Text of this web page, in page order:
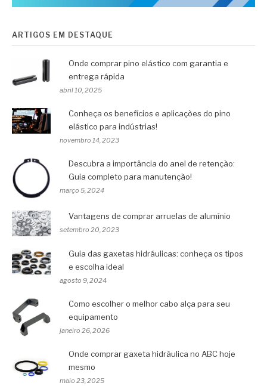
ARTIGOS EM DESTAQUE
Onde comprar pino elástico com garantia e
entrega rápida
abril 10, 2025
Conheça os benefícios e aplicações do pino
elástico para indústrias!
novembro 14, 2023
Descubra a importância do anel de retenção:
Guia completo para manutenção!
março 5, 2024
Vantagens de comprar arruelas de alumínio
setembro 20, 2023
Guia das gaxetas hidráulicas: conheça os tipos
e escolha ideal
agosto 9, 2024
Como escolher o melhor cabo alça para seu
equipamento
janeiro 26, 2026
Onde comprar gaxeta hidráulica no ABC hoje
mesmo
maio 23, 2025